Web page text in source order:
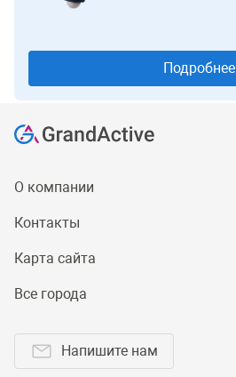
Подробнее
О компании
Контакты
Карта сайта
Все города
Напишите нам